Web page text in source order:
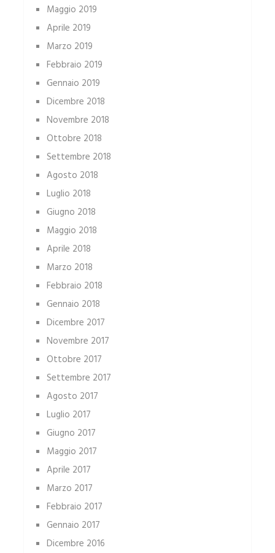
Maggio 2019
Aprile 2019
Marzo 2019
Febbraio 2019
Gennaio 2019
Dicembre 2018
Novembre 2018
Ottobre 2018
Settembre 2018
Agosto 2018
Luglio 2018
Giugno 2018
Maggio 2018
Aprile 2018
Marzo 2018
Febbraio 2018
Gennaio 2018
Dicembre 2017
Novembre 2017
Ottobre 2017
Settembre 2017
Agosto 2017
Luglio 2017
Giugno 2017
Maggio 2017
Aprile 2017
Marzo 2017
Febbraio 2017
Gennaio 2017
Dicembre 2016